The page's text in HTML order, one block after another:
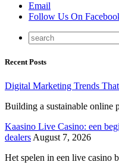
Email
Follow Us On
Recent Posts
Digital Marketing Trends
Building a sustainable online
Kaasino Live Casino: een
dealers August 7, 2026
Het spelen in een live casino